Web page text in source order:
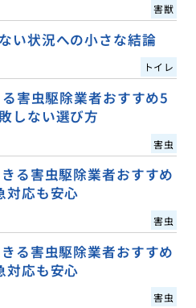
害獣
い状況への小さな結論
トイレ
害虫駆除業者おすすめ5
しない選び方
害虫
る害虫駆除業者おすすめ
対応も安心
害虫
る害虫駆除業者おすすめ
対応も安心
害虫